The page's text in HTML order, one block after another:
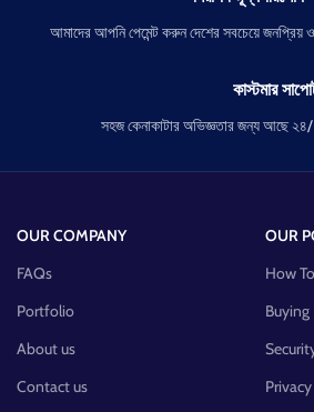
আমাদের আপনি পেমেন্ট করুন দেশের সবচেয়ে জনপ্রিয় ও
কাস্টমার
সহজ কেনাকাটার অভিজ্ঞতার জন্য আছে ২৪/৭
OUR COMPANY
FAQs
Portfolio
About us
Contact us
OUR
How
Buying